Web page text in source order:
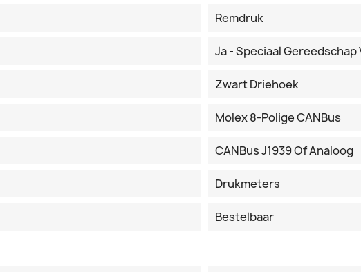
Remdruk
Ja - Speciaal Gereedschap
Zwart Driehoek
Molex 8-Polige CANBus
CANBus J1939 Of Analoog
Drukmeters
Bestelbaar